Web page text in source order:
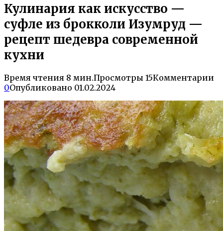
Кулинария как искусство —
суфле из брокколи Изумруд —
рецепт шедевра современной
кухни
Время чтения 8 мин.Просмотры 15Комментарии
0Опубликовано 01.02.2024